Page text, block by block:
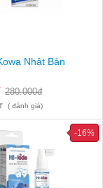
bé Safety
100%. Quý
sau
"mua hàng"
62, Yên Đỗ,
Nhật Bản
280.000đ
( đánh giá)
-16%